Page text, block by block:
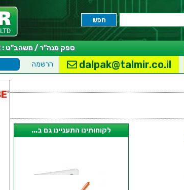
ספק מנה"ר / משהב"ט : 083-074572
הרשמה dalpak@talmir.co.il
לקוחותינו התעניינו גם ב...